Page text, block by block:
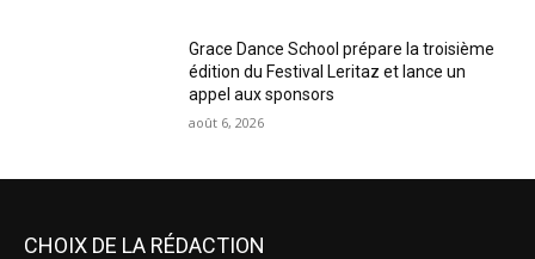
Grace Dance School prépare la troisième
édition du Festival Leritaz et lance un
appel aux sponsors
août 6, 2026
CHOIX DE LA RÉDACTION